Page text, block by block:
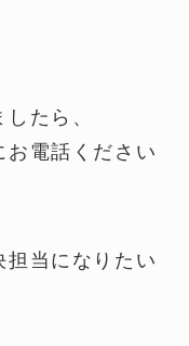
たら、
お電話ください
担当になりたい